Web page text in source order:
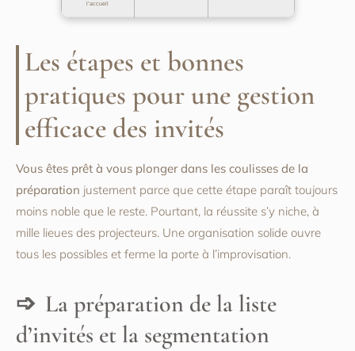
l’accueil
Les étapes et bonnes
pratiques pour une gestion
efficace des invités
Vous êtes prêt à vous plonger dans les coulisses de la
préparation justement parce que cette étape paraît toujours
moins noble que le reste. Pourtant, la réussite s’y niche, à
mille lieues des projecteurs. Une organisation solide ouvre
tous les possibles et ferme la porte à l’improvisation.
La préparation de la liste
d’invités et la segmentation